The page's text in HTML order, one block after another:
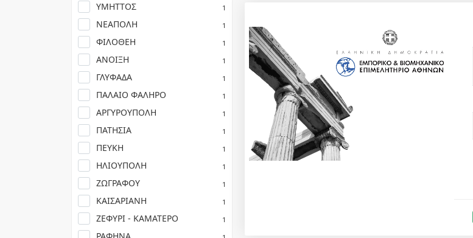
ΥΜΗΤΤΟΣ 1
ΝΕΑΠΟΛΗ 1
ΦΙΛΟΘΕΗ 1
ΑΝΟΙΞΗ 1
ΓΛΥΦΑΔΑ 1
ΠΑΛΑΙΟ ΦΑΛΗΡΟ 1
ΑΡΓΥΡΟΥΠΟΛΗ 1
ΠΑΤΗΣΙΑ 1
ΠΕΥΚΗ 1
ΗΛΙΟΥΠΟΛΗ 1
ΖΩΓΡΑΦΟΥ 1
ΚΑΙΣΑΡΙΑΝΗ 1
ΖΕΦΥΡΙ - ΚΑΜΑΤΕΡΟ 1